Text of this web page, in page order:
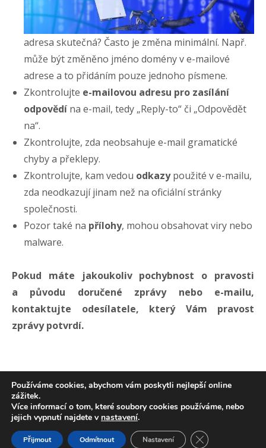
adresa skutečná? Často je změna minimální. Např.
může být změněno jméno domény v e-mailové
adrese a to přidáním pouze jednoho písmene.
Zkontrolujte e-mailovou adresu pro zasílání
odpovědí na e-mail, tedy „Reply-to“ či „Odpovědět
na“.
Zkontrolujte, zda neobsahuje e-mail gramatické
chyby a překlepy.
Zkontrolujte, kam vedou odkazypoužité v e-mailu,
zda neodkazují jinam než na oficiální stránky
společnosti.
Pozor také na přílohy, mohou obsahovat viry nebo
malware.
Pokud máte jakoukoliv pochybnost o pravosti
a původu doručené zprávy nebo e-mailu,
kontaktujte odesílatele, který Vám pravost
zprávy potvrdí.
TeamViewer
Copyright 2026e-FRACTAL s.r.o.All
Rights Reserved
Používáme cookies, abychom vám poskytli nejlepší online
zážitek.
Více informací o tom, které soubory cookies používáme, nebo
jejich vypnutí najdete v nastavení.
Přijmout Odmítnout Nastavení Zavřít cookie lištu